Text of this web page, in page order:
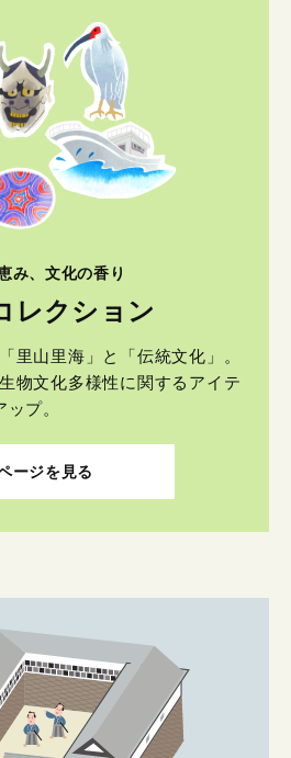
み、文化の香り
レクション
里山里海」と「伝統文化」。
物文化多様性に関するアイテ
プ。
ージを見る